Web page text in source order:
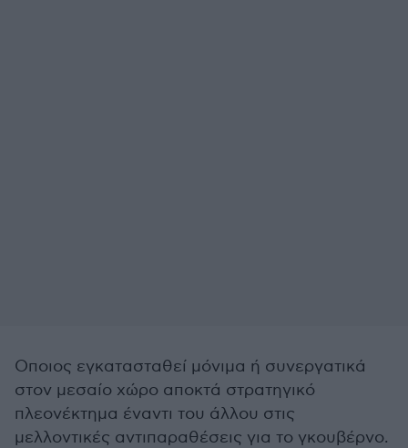
Οποιος εγκατασταθεί μόνιμα ή συνεργατικά
στον μεσαίο χώρο αποκτά στρατηγικό
πλεονέκτημα έναντι του άλλου στις
μελλοντικές αντιπαραθέσεις για το γκουβέρνο.